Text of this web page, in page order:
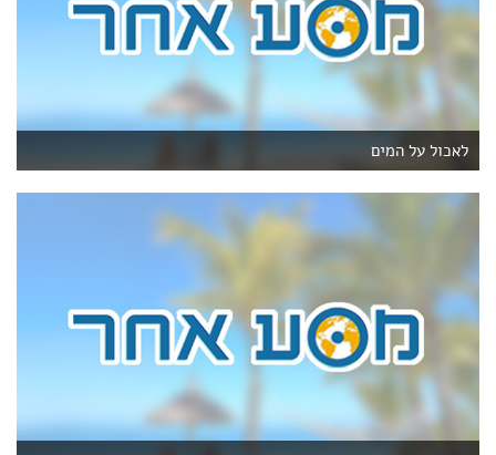
לאכול על המים